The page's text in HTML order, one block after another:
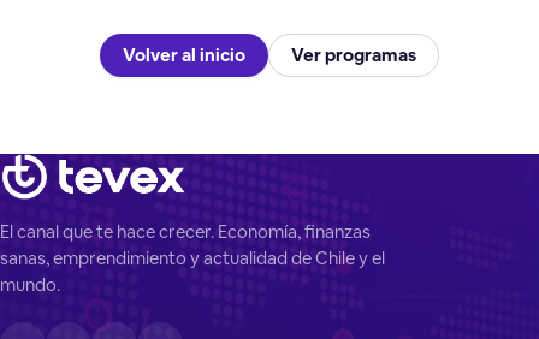
Volver al inicio Ver programas
El canal que te hace crecer. Economía, finanzas
sanas, emprendimiento y actualidad de Chile y el
mundo.